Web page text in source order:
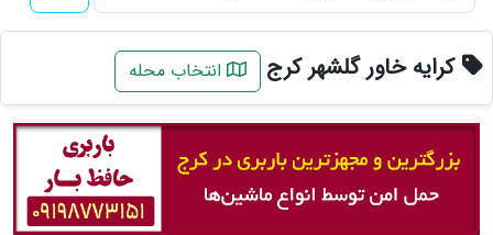
کرایه خاور گلشهر کرج انتخاب محله